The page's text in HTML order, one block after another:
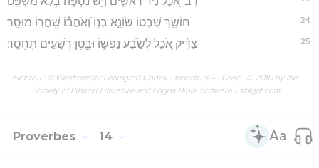
24 חוֹשֵׂ֣ךְ שִׁ֭בְטוֹ שׂוֹנֵ֣א בְנ֑וֹ וְ֝אֹהֲב֗וֹ שִֽׁחֲר֥וֹ מוּסָֽר׃
25 צַדִּ֗יק אֹ֭כֵל לְשֹׂ֣בַע נַפְשׁ֑וֹ וּבֶ֖טֶן רְשָׁעִ֣ים תֶּחְסָֽר׃
Hébreu : © Westminster Leningrad Codex - tanach.us --- Grec : © 2010 by the
Society of Biblical Literature and Logos Bible Software - sblgnt.com
Proverbes 14